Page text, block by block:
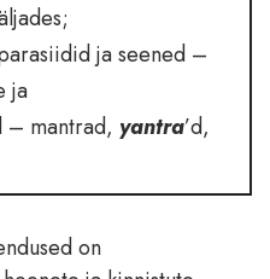
ja seened –
ja
– mantrad, yantra’d,
on